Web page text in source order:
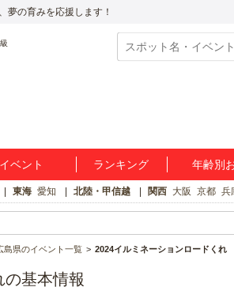
夢の育みを応援します！
ベント ランキング 年齢別
東海 愛知 北陸・甲信越 関西 大阪 京都 兵
島県のイベント一覧 2024イルミネーションロードくれ
基本情報